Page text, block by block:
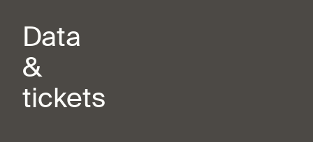
Data
&
tickets